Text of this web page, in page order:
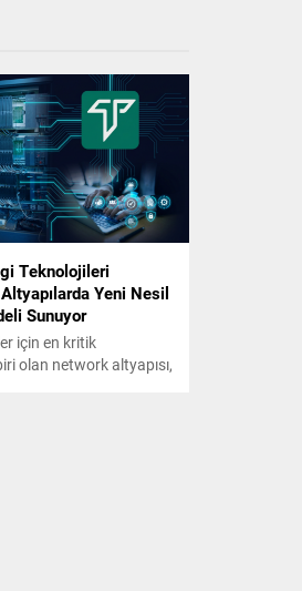
Teknolojileri
Yeni Nesil
Sunuyor
için en kritik
olan network altyapısı,